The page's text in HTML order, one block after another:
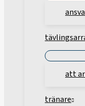
att
tränare